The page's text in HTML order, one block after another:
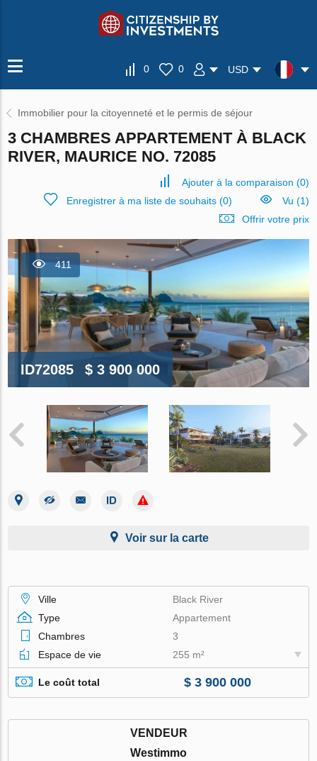
0 0 USD
Immobilier pour la citoyenneté et le permis de séjour
3 CHAMBRES APPARTEMENT À BLACK
RIVER, MAURICE NO. 72085
Ajouter à la comparaison (0)
Enregistrer à ma liste de souhaits(0)
Vu (1)
Offrir votre prix
411
ID72085 $ 3 900 000
Voir sur la carte
Ville
Black River
Type
Appartement
Chambres
3
Espace de vie
255 m²
Le coût total $ 3 900 000
VENDEUR
Westimmo